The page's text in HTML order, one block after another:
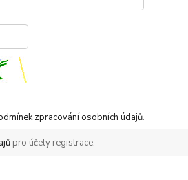
zpracování osobních údajů.
pro účely registrace.